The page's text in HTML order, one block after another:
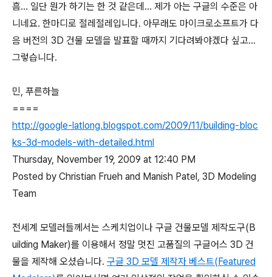
흠... 일단 뭔가 하기는 한 것 같은데... 제가 아는 구글의 수준은 아
니네요. 한마디로 절레절레입니다. 아무래도 마이크로소프트가 다
음 버전의 3D 건물 모델을 발표할 때까지 기다려봐야겠다 싶고...
그렇습니다.
민, 푸른하늘
====
http://google-latlong.blogspot.com/2009/11/building-bloc
ks-3d-models-with-detailed.html
Thursday, November 19, 2009 at 12:40 PM
Posted by Christian Frueh and Manish Patel, 3D Modeling
Team
전세계 모델러들께서는 스케치업이나 구글 건물모델 제작도구(B
uilding Maker)를 이용해서 정말 멋진 고품질의 구글어스 3D 건
물을 제작해 오셨습니다. 구글 3D 모델 제작자 베스트(Featured